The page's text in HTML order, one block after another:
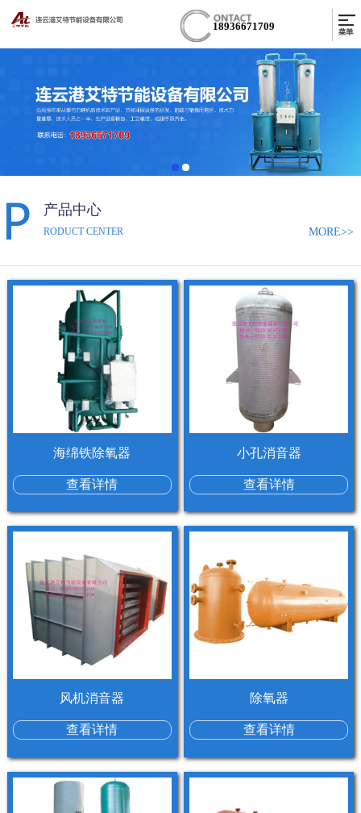
18936671709
产品中心
RODUCT CENTER MORE>>
海绵铁除氧器
查看详情
小孔消音器
查看详情
风机消音器
查看详情
除氧器
查看详情